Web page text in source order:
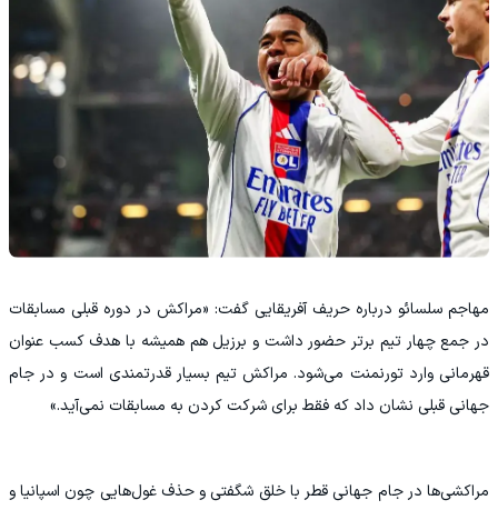
مهاجم سلسائو درباره حریف آفریقایی گفت: «مراکش در دوره قبلی مسابقات
در جمع چهار تیم برتر حضور داشت و برزیل هم همیشه با هدف کسب عنوان
قهرمانی وارد تورنمنت می‌شود. مراکش تیم بسیار قدرتمندی است و در جام
جهانی قبلی نشان داد که فقط برای شرکت کردن به مسابقات نمی‌آید.»
مراکشی‌ها در جام جهانی قطر با خلق شگفتی و حذف غول‌هایی چون اسپانیا و